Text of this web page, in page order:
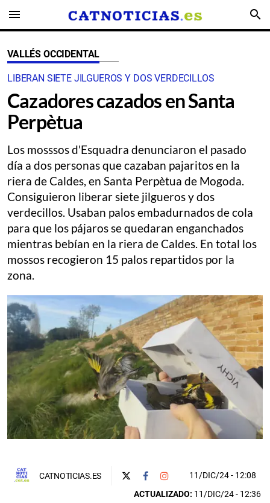
menu search
VALLÉS OCCIDENTAL
LIBERAN SIETE JILGUEROS Y DOS VERDECILLOS
Cazadores cazados en Santa
Perpètua
Los mosssos d'Esquadra denunciaron el pasado
día a dos personas que cazaban pajaritos en la
riera de Caldes, en Santa Perpètua de Mogoda.
Consiguieron liberar siete jilgueros y dos
verdecillos. Usaban palos embadurnados de cola
para que los pájaros se quedaran enganchados
mientras bebían en la riera de Caldes. En total los
mossos recogieron 15 palos repartidos por la
zona.
CATNOTICIAS.ES 11/DIC/24- 12:08
ACTUALIZADO: 11/DIC/24 - 12:36